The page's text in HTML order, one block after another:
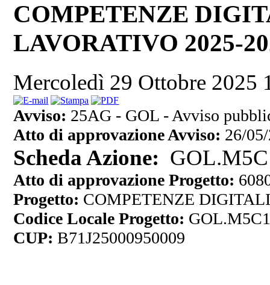
COMPETENZE
LAVORATIVO 2025-
Mercoledì 29 Ottobre 2025
Avviso: 25AG - GOL - Avviso
Atto di approvazione Avviso: 26/
Scheda Azione:
Atto di approvazione Progetto:
Progetto: COMPETENZE
Codice Locale Progetto:
CUP:B71J25000950009